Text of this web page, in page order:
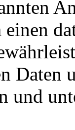
einen
Daten
und